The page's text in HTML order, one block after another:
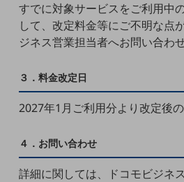
業務支援・マーケティング
災害対策・BCP
コミュニケーション・情報共有
業務効率化
災害対策
すでに対象サービスをご利用中
して、改定料金等にご不明な点
ジネス営業担当者へお問い合わ
３．料金改定日
2027年1月ご利用分より改定後
４．お問い合わせ
詳細に関しては、ドコモビジネ